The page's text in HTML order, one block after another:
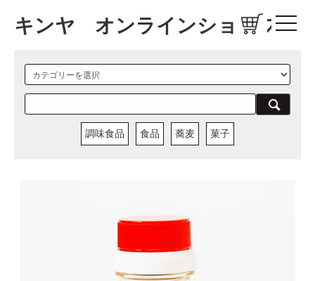
キンヤ オンラインショップ
調味食品 食品 蕎麦 菓子